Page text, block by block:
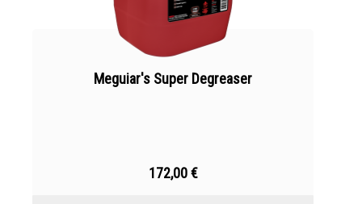
Meguiar's Super Degreaser
172,00 €